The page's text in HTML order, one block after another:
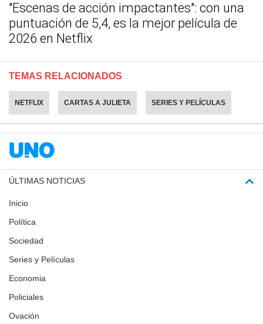
"Escenas de acción impactantes": con una
puntuación de 5,4, es la mejor película de
2026 en Netflix
TEMAS RELACIONADOS
NETFLIX CARTAS A JULIETA SERIES Y PELÍCULAS
ÚLTIMAS NOTICIAS
Inicio
Política
Sociedad
Series y Películas
Economia
Policiales
Ovación